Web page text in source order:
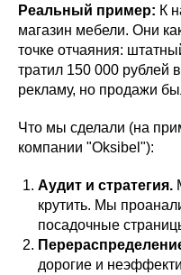
Реальный пример: К
магазин мебели. Они
точке отчаяния:
тратил 150 000 рублей
рекламу, но продажи
Что мы сделали (на
компании "Oksibel"):
Аудит и стратегия.
крутить. Мы
посадочные
дорогие и